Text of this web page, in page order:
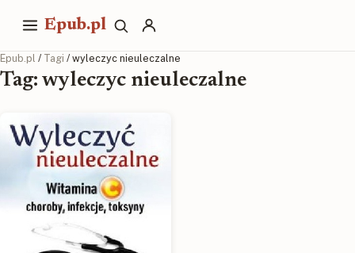
Epub.pl
Epub.pl / Tagi / wyleczyc nieuleczalne
Tag: wyleczyc nieuleczalne